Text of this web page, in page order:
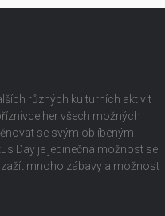
různých kulturních aktivit
her všech možných
se svým oblíbeným
Day je jedinečná možnost se
mnoho zábavy a možnost